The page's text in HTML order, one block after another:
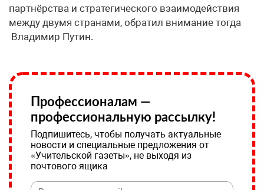
партнёрства и стратегического взаимодействия
между двумя странами, обратил внимание тогда
Владимир Путин.
Профессионалам —
профессиональную рассылку!
Подпишитесь, чтобы получать актуальные
новости и специальные предложения от
«Учительской газеты», не выходя из
почтового ящика